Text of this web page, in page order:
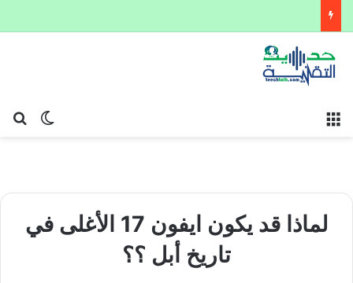
الوضع
لماذا قد يكون ايفون 17 الأغلى في
تاريخ أبل ؟؟